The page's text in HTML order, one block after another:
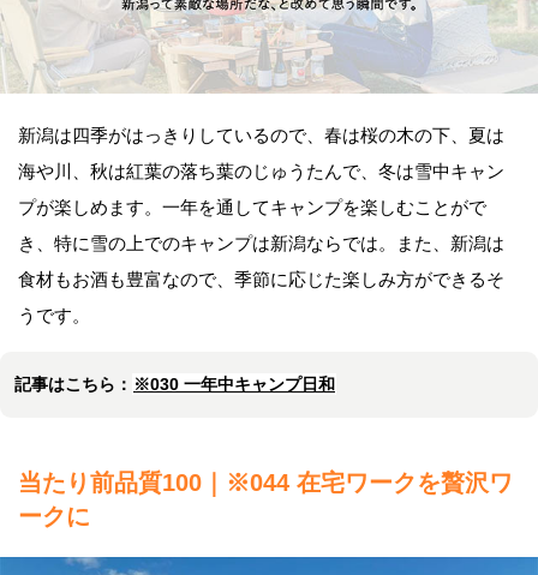
新潟は四季がはっきりしているので、春は桜の木の下、夏は
海や川、秋は紅葉の落ち葉のじゅうたんで、冬は雪中キャン
プが楽しめます。一年を通してキャンプを楽しむことがで
き、特に雪の上でのキャンプは新潟ならでは。また、新潟は
食材もお酒も豊富なので、季節に応じた楽しみ方ができるそ
うです。
記事はこちら： ※030 一年中キャンプ日和
当たり前品質100｜※044 在宅ワークを贅沢ワ
ークに